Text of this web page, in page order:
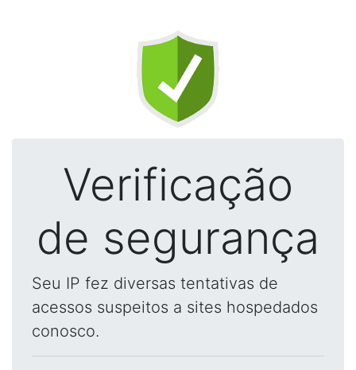
Verificação
de segurança
Seu IP fez diversas tentativas de
acessos suspeitos a sites hospedados
conosco.